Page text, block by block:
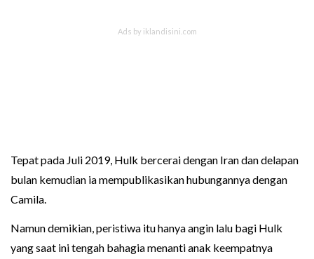
Tepat pada Juli 2019, Hulk bercerai dengan Iran dan delapan
bulan kemudian ia mempublikasikan hubungannya dengan
Camila.
Namun demikian, peristiwa itu hanya angin lalu bagi Hulk
yang saat ini tengah bahagia menanti anak keempatnya